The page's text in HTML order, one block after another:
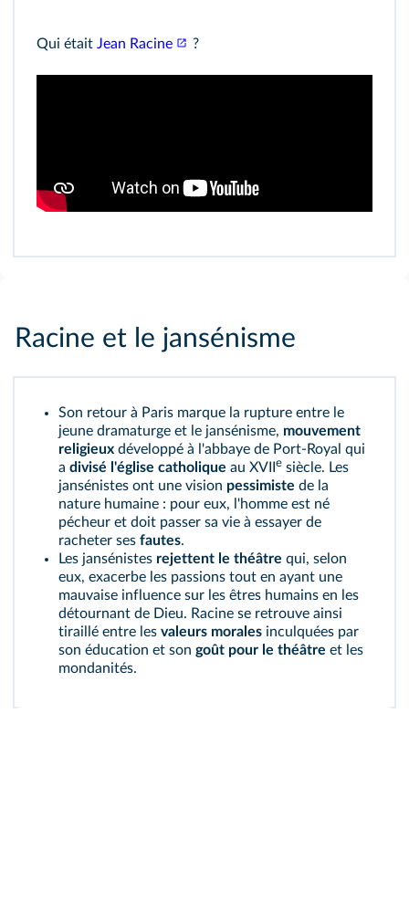
Qui était Jean Racine ?
Racine et le jansénisme
Son retour à Paris marque la rupture entre le
jeune dramaturge et le jansénisme, mouvement
religieux développé à l'abbaye de Port-Royal qui
a divisé l'église catholique au XVII e siècle. Les
jansénistes ont une vision pessimiste de la
nature humaine : pour eux, l'homme est né
pécheur et doit passer sa vie à essayer de
racheter ses fautes.
Les jansénistes rejettent le théâtre qui, selon
eux, exacerbe les passions tout en ayant une
mauvaise influence sur les êtres humains en les
détournant de Dieu. Racine se retrouve ainsi
tiraillé entre les valeurs morales inculquées par
son éducation et son goût pour le théâtre et les
mondanités.